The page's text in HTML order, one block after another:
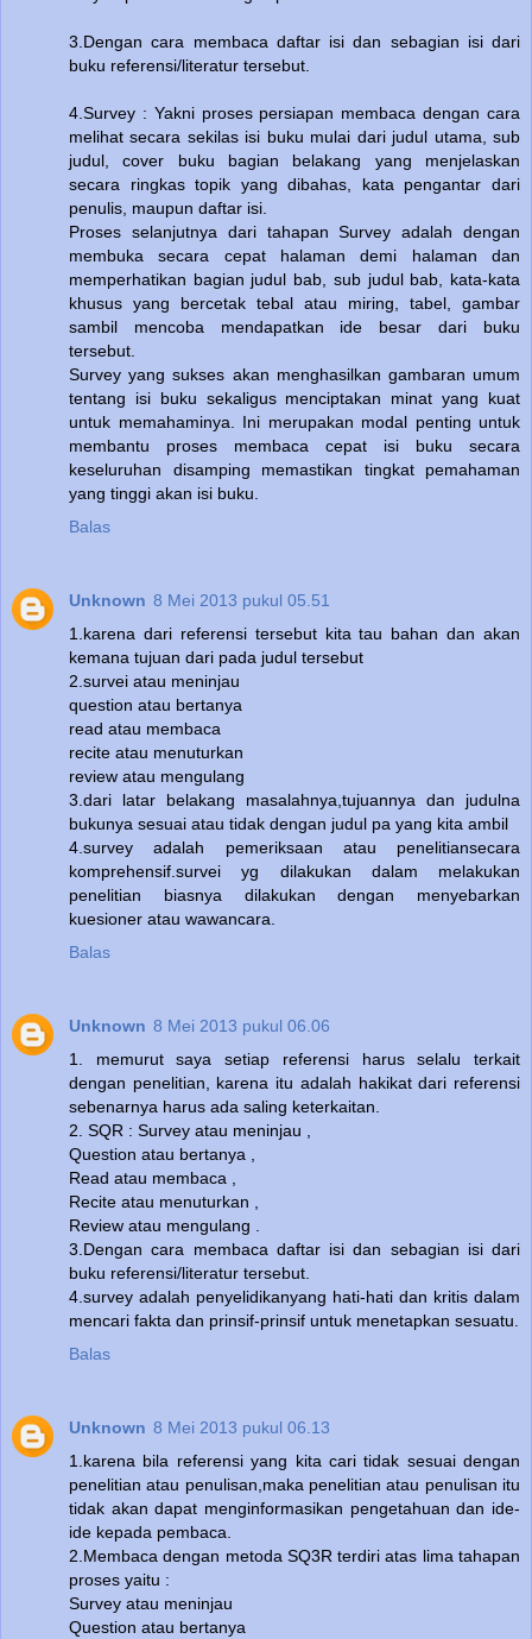
3.Dengan cara membaca daftar isi dan sebagian isi dari
buku referensi/literatur tersebut.
4.Survey : Yakni proses persiapan membaca dengan cara
melihat secara sekilas isi buku mulai dari judul utama, sub
judul, cover buku bagian belakang yang menjelaskan
secara ringkas topik yang dibahas, kata pengantar dari
penulis, maupun daftar isi.
Proses selanjutnya dari tahapan Survey adalah dengan
membuka secara cepat halaman demi halaman dan
memperhatikan bagian judul bab, sub judul bab, kata-kata
khusus yang bercetak tebal atau miring, tabel, gambar
sambil mencoba mendapatkan ide besar dari buku
tersebut.
Survey yang sukses akan menghasilkan gambaran umum
tentang isi buku sekaligus menciptakan minat yang kuat
untuk memahaminya. Ini merupakan modal penting untuk
membantu proses membaca cepat isi buku secara
keseluruhan disamping memastikan tingkat pemahaman
yang tinggi akan isi buku.
Balas
Unknown 8 Mei 2013 pukul 05.51
1.karena dari referensi tersebut kita tau bahan dan akan
kemana tujuan dari pada judul tersebut
2.survei atau meninjau
question atau bertanya
read atau membaca
recite atau menuturkan
review atau mengulang
3.dari latar belakang masalahnya,tujuannya dan judulna
bukunya sesuai atau tidak dengan judul pa yang kita ambil
4.survey adalah pemeriksaan atau penelitiansecara
komprehensif.survei yg dilakukan dalam melakukan
penelitian biasnya dilakukan dengan menyebarkan
kuesioner atau wawancara.
Balas
Unknown 8 Mei 2013 pukul 06.06
1. memurut saya setiap referensi harus selalu terkait
dengan penelitian, karena itu adalah hakikat dari referensi
sebenarnya harus ada saling keterkaitan.
2. SQR : Survey atau meninjau ,
Question atau bertanya ,
Read atau membaca ,
Recite atau menuturkan ,
Review atau mengulang .
3.Dengan cara membaca daftar isi dan sebagian isi dari
buku referensi/literatur tersebut.
4.survey adalah penyelidikanyang hati-hati dan kritis dalam
mencari fakta dan prinsif-prinsif untuk menetapkan sesuatu.
Balas
Unknown 8 Mei 2013 pukul 06.13
1.karena bila referensi yang kita cari tidak sesuai dengan
penelitian atau penulisan,maka penelitian atau penulisan itu
tidak akan dapat menginformasikan pengetahuan dan ide-
ide kepada pembaca.
2.Membaca dengan metoda SQ3R terdiri atas lima tahapan
proses yaitu :
Survey atau meninjau
Question atau bertanya